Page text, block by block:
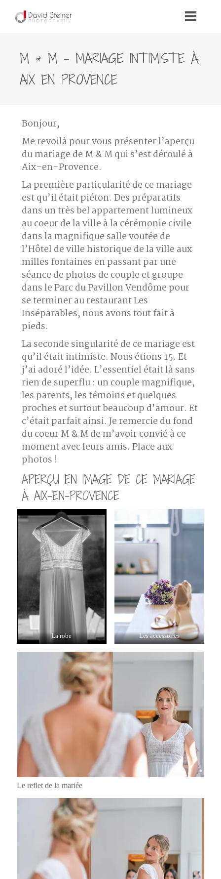
M & M – MARIAGE INTIMISTE À
AIX EN PROVENCE
Bonjour,
Me revoilà pour vous présenter l’aperçu
du mariage de M & M qui s’est déroulé à
Aix-en-Provence.
La première particularité de ce mariage
est qu’il était piéton. Des préparatifs
dans un très bel appartement lumineux
au coeur de la ville à la cérémonie civile
dans la magnifique salle voutée de
l’Hôtel de ville historique de la ville aux
milles fontaines en passant par une
séance de photos de couple et groupe
dans le Parc du Pavillon Vendôme pour
se terminer aurestaurant Les
Inséparables, nous avons tout fait à
pieds.
La seconde singularité de ce mariage est
qu’il étaitintimiste. Nous étions 15. Et
j’ai adoré l’idée. L’essentiel était là sans
rien de superflu : un couple magnifique,
les parents, les témoins et quelques
proches et surtout beaucoup d’amour. Et
c’était parfait ainsi. Je remercie du fond
du coeur M & M de m’avoir convié à ce
moment avec leurs amis. Place aux
photos !
APERÇU EN IMAGE DE CE MARIAGE
À AIX-EN-PROVENCE
La robe Les accessoires
Le reflet de la mariée